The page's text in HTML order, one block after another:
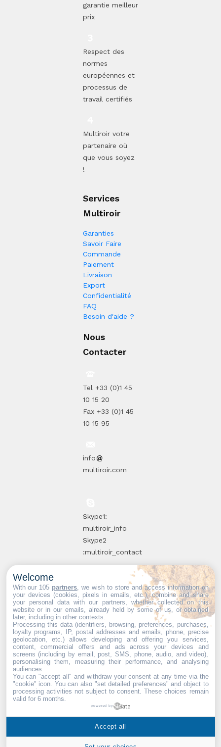
garantie meilleur
prix
Respect des
normes
européennes et
processus de
travail certifiés
Multiroir votre
partenaire où
que vous soyez
!
Services
Multiroir
Garanties
Savoir Faire
Commande
Paiement
Livraison
Export
Confidentialité
FAQ
Besoin d'aide ?
Nous
Contacter
Tel +33 (0)1 45
10 15 20
Fax +33 (0)1 45
10 15 95
info
multiroir.com
Skype1:
multiroir_info
Skype2
:multiroir_contact
10, route de
Brie-Comte-
Robert
94520 Périgny-
sur-Yerres
Partenaires web : Mdose
Multiroir © 2026. Tous droits
Welcome
With our 105 partners , we wish to store and access information on
your devices (cookies, pixels in emails, etc.), combine and share
your personal data with our partners, whether collected on this
website or in our emails, already held by some of us, or obtained
later, including in other contexts.
Processing this data (identifiers, browsing, preferences, purchases,
loyalty programs, IP, postal addresses and emails, phone, precise
geolocation, etc.) allows developing and offering you services,
content, commercial offers and ads across your devices and
screens (including by email, post, SMS, phone, audio, and video),
personalising them, measuring their performance, and analysing
audiences.
You can "accept all" and withdraw your consent at any time via the
"cookie" icon . You can also "set detailed preferences" and object to
processing activities not subject to consent. These choices remain
valid for 6 months.
powered by
Accept all